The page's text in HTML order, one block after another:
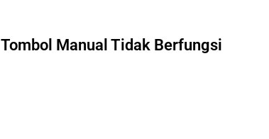
Tombol Manual Tidak Berfungsi